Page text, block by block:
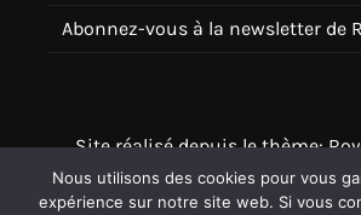
Abonnez-vous à la newsletter de
Site réalisé depuis le thème:
Thème disponible sur
Nous utilisons des cookies pour vous
expérience sur notre site web. Si vous